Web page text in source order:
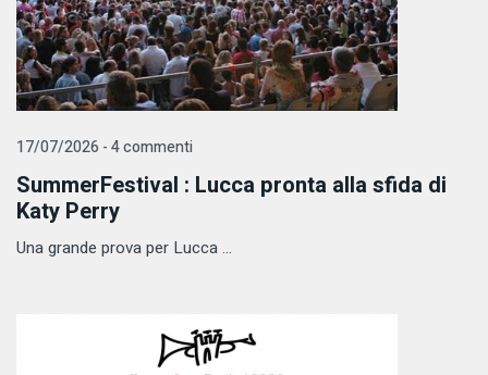
17/07/2026 - 4 commenti
SummerFestival : Lucca pronta alla sfida di
Katy Perry
Una grande prova per Lucca ...